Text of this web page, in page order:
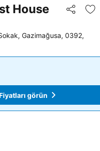
House Paylaş
Gazimağusa, 0392,
görün